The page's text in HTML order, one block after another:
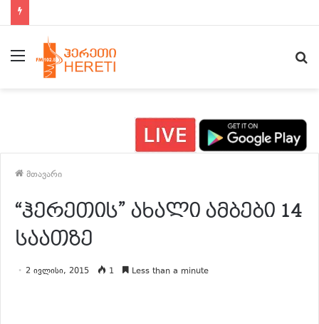
მენიუ
მთავარი
“ჰერეთის” ახალი ამბები 14
საათზე
2 ივლისი, 2015 1 Less than a minute